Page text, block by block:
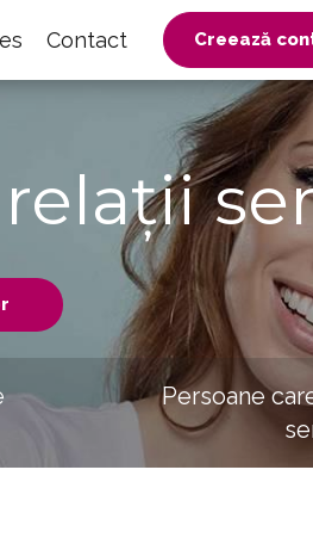
Contact Creează
Persoane